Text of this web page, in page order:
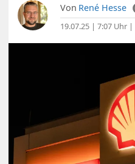
Von René Hesse
19.07.25 | 7:07 Uhr |